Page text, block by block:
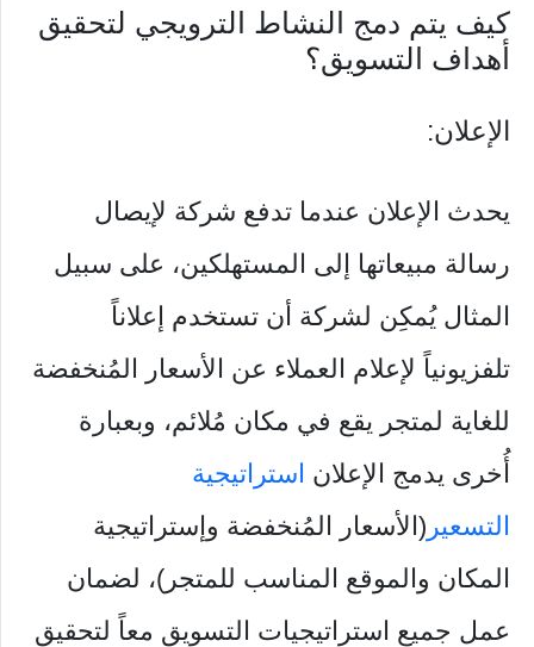
كيف يتم دمج النشاط الترويجي لتحقيق
أهداف التسويق؟
الإعلان:
يحدث الإعلان عندما تدفع شركة لإيصال
رسالة مبيعاتها إلى المستهلكين، على سبيل
المثال يُمكِن لشركة أن تستخدم إعلاناً
تلفزيونياً لإعلام العملاء عن الأسعار المُنخفضة
للغاية لمتجر يقع في مكان مُلائم، وبعبارة
أُخرى يدمج الإعلان استراتيجية
التسعير (الأسعار المُنخفضة وإستراتيجية
المكان والموقع المناسب للمتجر)، لضمان
عمل جميع استراتيجيات التسويق معاً لتحقيق